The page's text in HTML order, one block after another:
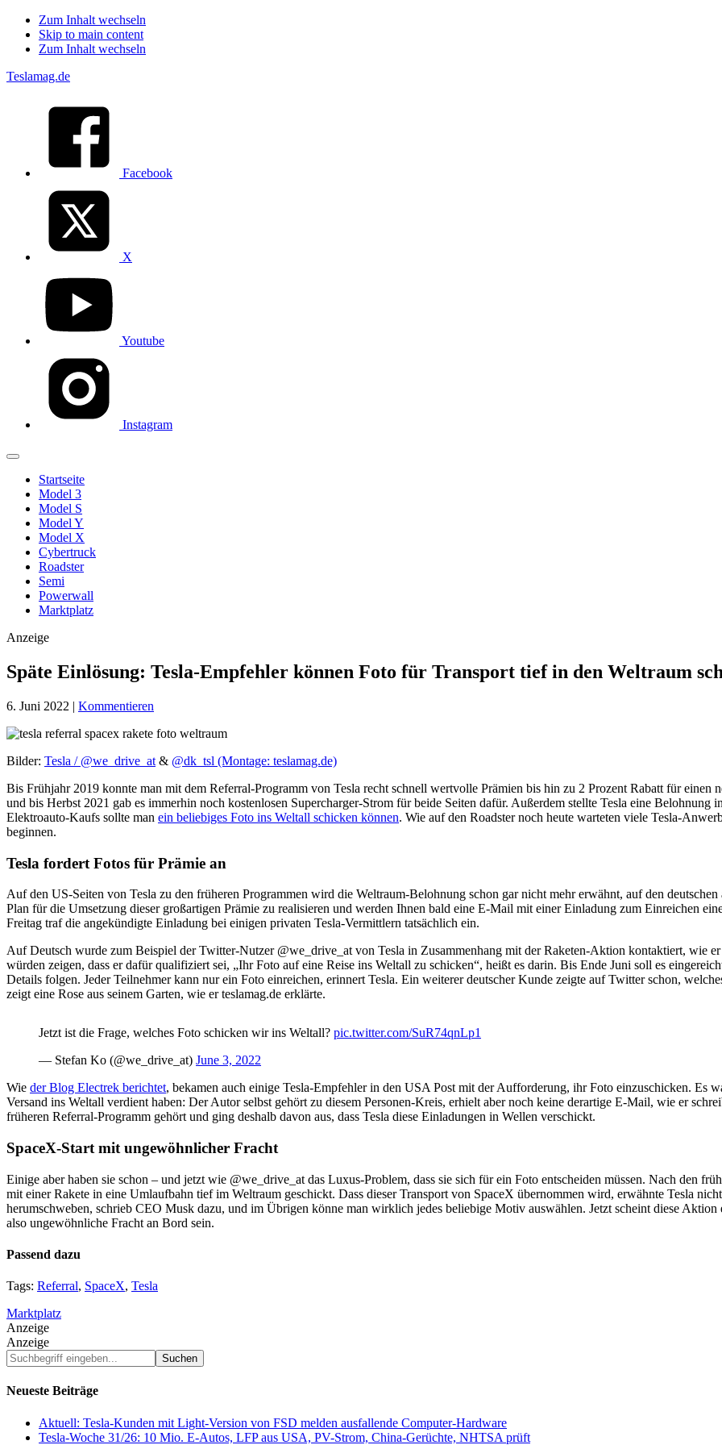
Zum Inhalt wechseln
Skip to main content
Zum Inhalt wechseln
Teslamag.de
Facebook
X
Youtube
Instagram
Startseite
Model 3
Model S
Model Y
Model X
Cybertruck
Roadster
Semi
Powerwall
Marktplatz
Anzeige
Späte Einlösung: Tesla-Empfehler können Foto für Transport tief in den Weltraum
6. Juni 2022 | Kommentieren
Bilder: Tesla / @we_drive_at & @dk_tsl (Montage: teslamag.de)
Bis Frühjahr 2019 konnte man mit dem Referral-Programm von Tesla recht schnell wertvolle Prämien bis hin zu 2 Prozent Rabatt für einen
und bis Herbst 2021 gab es immerhin noch kostenlosen Supercharger-Strom für beide Seiten dafür. Außerdem stellte Tesla eine
Elektroauto-Kaufs sollte man ein beliebiges Foto ins Weltall schicken können. Wie auf den Roadster noch heute warteten viele Tesla-
beginnen.
Tesla fordert Fotos für Prämie an
Auf den US-Seiten von Tesla zu den früheren Programmen wird die Weltraum-Belohnung schon gar nicht mehr erwähnt, auf den
Plan für die Umsetzung dieser großartigen Prämie zu realisieren und werden Ihnen bald eine E-Mail mit einer Einladung zum Einreichen
Freitag traf die angekündigte Einladung bei einigen privaten Tesla-Vermittlern tatsächlich ein.
Auf Deutsch wurde zum Beispiel der Twitter-Nutzer @we_drive_at von Tesla in Zusammenhang mit der Raketen-Aktion kontaktiert, wie
würden zeigen, dass er dafür qualifiziert sei, „Ihr Foto auf eine Reise ins Weltall zu schicken“, heißt es darin. Bis Ende Juni soll es
Details folgen. Jeder Teilnehmer kann nur ein Foto einreichen, erinnert Tesla. Ein weiterer deutscher Kunde zeigte auf Twitter schon,
zeigt eine Rose aus seinem Garten, wie er teslamag.de erklärte.
Jetzt ist die Frage, welches Foto schicken wir ins Weltall? pic.twitter.com/SuR74qnLp1
— Stefan Ko (@we_drive_at) June 3, 2022
Wie der Blog Electrek berichtet, bekamen auch einige Tesla-Empfehler in den USA Post mit der Aufforderung, ihr Foto einzuschicken. Es
Versand ins Weltall verdient haben: Der Autor selbst gehört zu diesem Personen-Kreis, erhielt aber noch keine derartige E-Mail, wie er
früheren Referral-Programm gehört und ging deshalb davon aus, dass Tesla diese Einladungen in Wellen verschickt.
SpaceX-Start mit ungewöhnlicher Fracht
Einige aber haben sie schon – und jetzt wie @we_drive_at das Luxus-Problem, dass sie sich für ein Foto entscheiden müssen. Nach den
mit einer Rakete in eine Umlaufbahn tief im Weltraum geschickt. Dass dieser Transport von SpaceX übernommen wird, erwähnte Tesla
herumschweben, schrieb CEO Musk dazu, und im Übrigen könne man wirklich jedes beliebige Motiv auswählen. Jetzt scheint diese
also ungewöhnliche Fracht an Bord sein.
Passend dazu
Tags: Referral, SpaceX, Tesla
Marktplatz
Anzeige
Anzeige
Suchbegriff
eingeben...
Neueste Beiträge
Aktuell: Tesla-Kunden mit Light-Version von FSD melden ausfallende Computer-Hardware
Tesla-Woche 31/26: 10 Mio. E-Autos, LFP aus USA, PV-Strom, China-Gerüchte, NHTSA prüft